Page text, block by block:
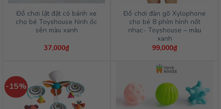
Đồ chơi lật đật có bánh xe
cho bé Toyshouse hình ốc
sên màu xanh
37,000₫
Đồ chơi đàn gõ Xylophone
cho bé 8 phím hình nốt
nhạc- Toyshouse – màu
xanh
99,000₫
-15%